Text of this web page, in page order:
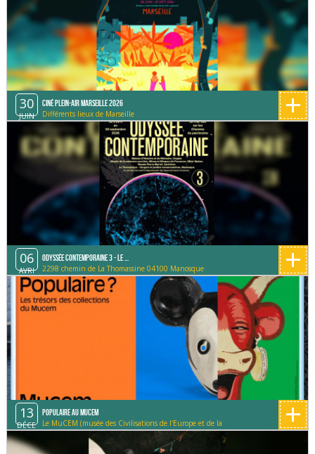
30
JUIN
Ciné Plein-Air Marseille 2026
Différents lieux de Marseille +
06
AVRI
Odyssée contemporaine 3 - Le ...
2298 chemin de La Thomassine 04100 Manosque +
13
DÉCE
Populaire au MUCEM
Le MuCEM (musée des Civilisations de l'Europe et de la
+